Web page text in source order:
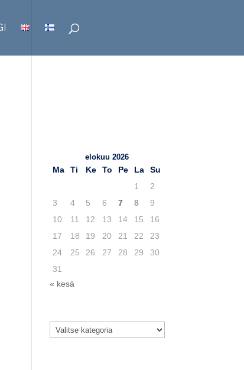
elokuu 2026
Ma Ti Ke To Pe La
Su
1
2
3
4 5 6 7 8
9
10
11 12 13 14 15
16
17
18 19 20 21 22
23
24
25 26 27 28 29
30
31
« kesä
Kategoriat